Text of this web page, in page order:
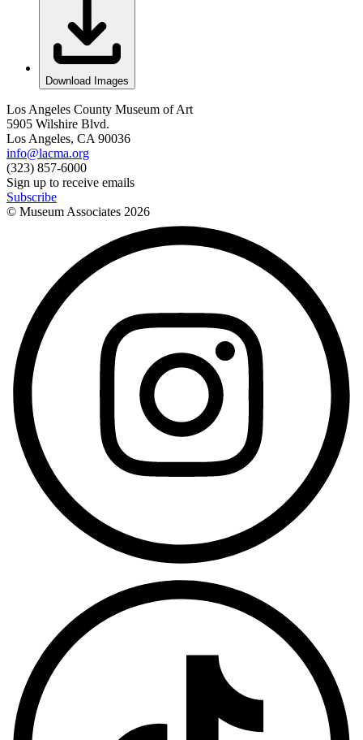
Download Images
Los Angeles County Museum of Art
5905 Wilshire Blvd.
Los Angeles, CA 90036
info@lacma.org
(323) 857-6000
Sign up to receive emails
Subscribe
© Museum Associates 2026